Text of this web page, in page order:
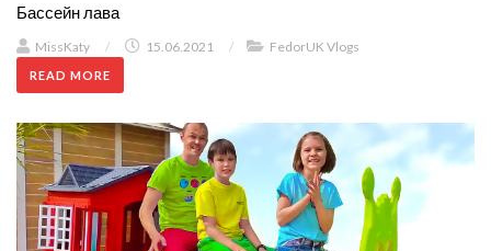
Бассейн лава
MissKaty / 15.06.2021 / FedorUK Vlogs
READ MORE